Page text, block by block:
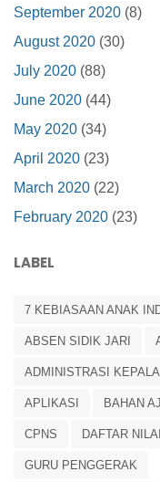
September 2020 (8)
August 2020 (30)
July 2020 (88)
June 2020 (44)
May 2020 (34)
April 2020 (23)
March 2020 (22)
February 2020 (23)
LABEL
7 KEBIASAAN ANAK
ABSEN SIDIK JARI
ADMINISTRASI
APLIKASI BAHAN
CPNS DAFTAR NILAI
GURU PENGGERAK